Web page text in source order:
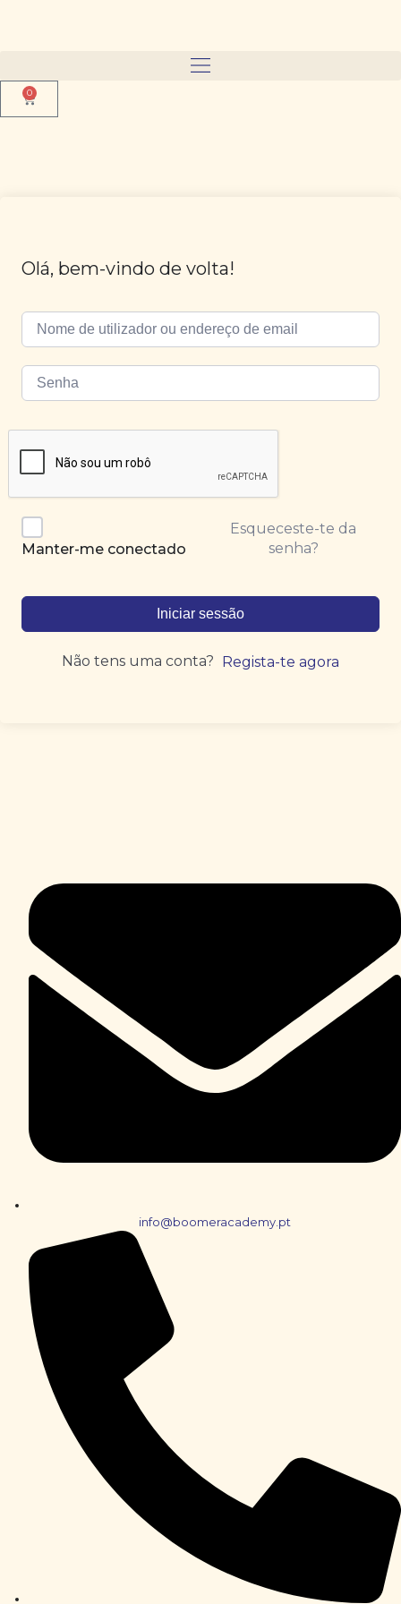
0
Olá, bem-vindo de volta!
Manter-me conectado
Esqueceste-te da
senha?
Iniciar sessão
Não tens uma conta? Regista-te agora
info@boomeracademy.pt